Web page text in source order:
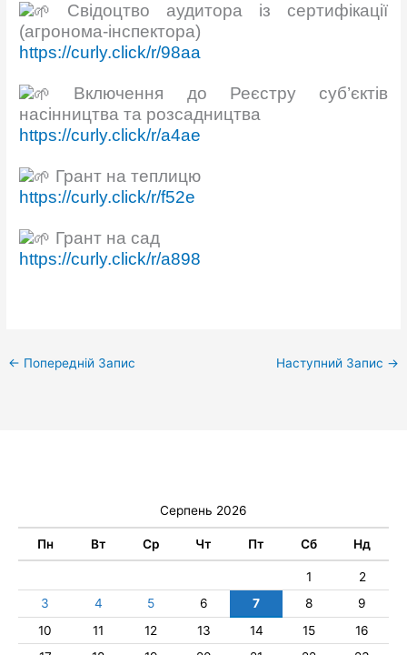
Свідоцтво аудитора із сертифікації
(агронома-інспектора)
https://curly.click/r/98aa
Включення до Реєстру суб’єктів
насінництва та розсадництва
https://curly.click/r/a4ae
Грант на теплицю
https://curly.click/r/f52e
Грант на сад
https://curly.click/r/a898
← Попередній Запис Наступний Запис →
Серпень 2026
Пн Вт Ср Чт Пт Сб Нд
1
2
3
4 5 6 7 8
9
10
11 12 13 14 15
16